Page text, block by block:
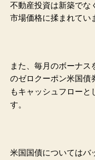
不動産投資は新築でな
市場価格に揉まれてい
また、毎月のボーナス
のゼロクーポン米国債
もキャッシュフローと
す。
米国国債についてはバ